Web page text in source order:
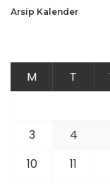
Arsip Kalender
M T
3
4
10
11